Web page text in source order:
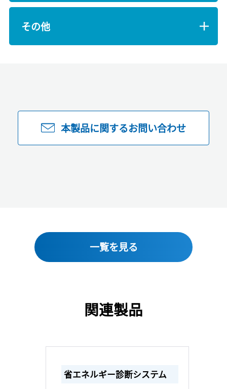
その他
本製品に関するお問い合わせ
一覧を見る
関連製品
省エネルギー診断システム